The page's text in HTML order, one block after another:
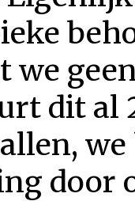
we
dit al
door